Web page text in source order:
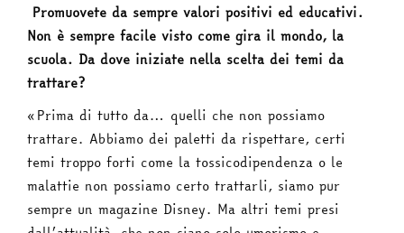
Promuovete da sempre valori positivi ed educativi.
Non è sempre facile visto come gira il mondo, la
scuola. Da dove iniziate nella scelta dei temi da
trattare?
«Prima di tutto da… quelli che non possiamo
trattare. Abbiamo dei paletti da rispettare, certi
temi troppo forti come la tossicodipendenza o le
malattie non possiamo certo trattarli, siamo pur
sempre un magazine Disney. Ma altri temi presi